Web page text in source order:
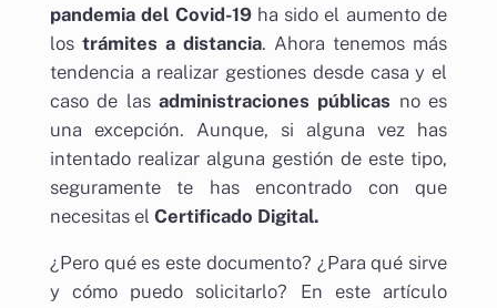
pandemia del Covid-19ha sido el aumento de
los trámites a distancia. Ahora tenemos más
tendencia a realizar gestiones desde casa y el
caso de las administraciones públicas no es
una excepción. Aunque, si alguna vez has
intentado realizar alguna gestión de este tipo,
seguramente te has encontrado con que
necesitas el Certificado Digital.
¿Pero qué es este documento? ¿Para qué sirve
y cómo puedo solicitarlo? En este artículo